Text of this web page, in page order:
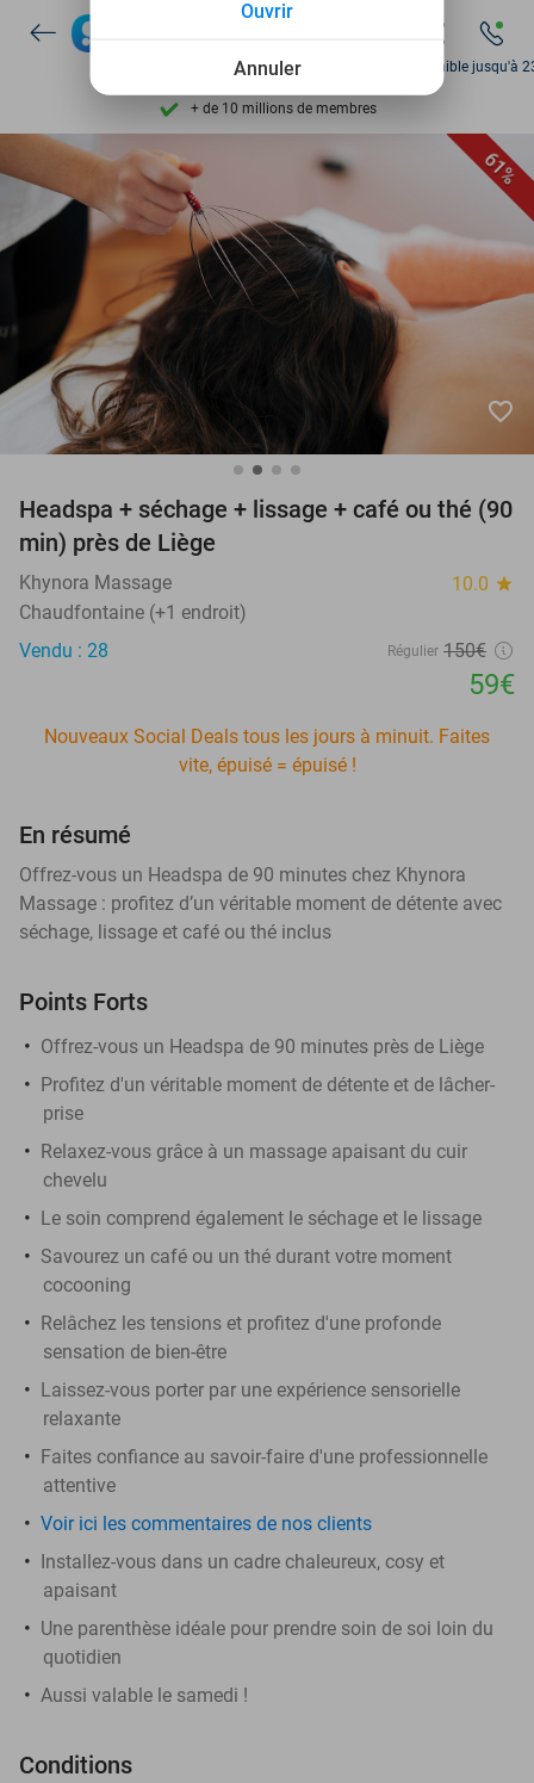
Découvrez + de 15.000 deals
Disponible 7 jours par semaine
+ de 10 millions de membres
basé sur
Découvrez + de 15.000 deals
Disponible 7 jours par semaine
+ de 10 millions de membres
Disponible jusqu'à
61%
favorite_border
Headspa + séchage + lissage + café ou thé (90
min) près de Liège
Khynora Massage 10.0 star
Chaudfontaine (+1 endroit)
Vendu : 28
Régulier 150€
59€
Nouveaux Social Deals tous les jours à minuit. Faites
vite, épuisé = épuisé !
En résumé
Offrez-vous un Headspa de 90 minutes chez Khynora
Massage : profitez d’un véritable moment de détente avec
séchage, lissage et café ou thé inclus
Points Forts
Offrez-vous un Headspa de 90 minutes près de Liège
Profitez d'un véritable moment de détente et de lâcher-
prise
Relaxez-vous grâce à un massage apaisant du cuir
chevelu
Le soin comprend également le séchage et le lissage
Savourez un café ou un thé durant votre moment
cocooning
Relâchez les tensions et profitez d'une profonde
sensation de bien-être
Laissez-vous porter par une expérience sensorielle
relaxante
Faites confiance au savoir-faire d'une professionnelle
attentive
Voir ici les commentaires de nos clients
Installez-vous dans un cadre chaleureux, cosy et
apaisant
Une parenthèse idéale pour prendre soin de soi loin du
quotidien
Aussi valable le samedi !
Conditions
Annuler
Ouvrir